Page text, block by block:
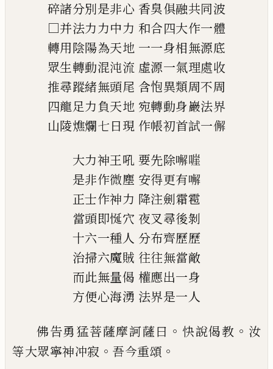
碎諸分別是非心 香臭俱融共同波
□并法力力中力 和合四大作一體
轉用陰陽為天地 一一身相無源底
眾生轉動混沌流 虛源一氣理處收
推尋蹤緒無頭尾 含怉異類周不周
四龍足力負天地 宛轉動身巖法界
山陵燋爛七日現 作帳初首試一𠎿
大力神王吼 要先除𠿇嘊
是非作微塵 安得更有𠿇
正士作神力 降注劍霜雹
當頭即𢚀穴 夜叉尋後剝
十六一種人 分布齊歷歷
治掃六魔賊 往往無當敵
而此無量偈 權應出一身
方便心海湧 法界是一人
佛告勇猛菩薩摩訶薩曰 。 快說偈教 。 汝
等大眾寧神冲寂 。 吾今重頌 。